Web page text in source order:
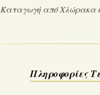
Καταγωγή από Χλώρακα
Πληροφορίες